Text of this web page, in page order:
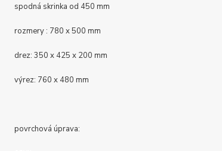
spodná skrinka od 450 mm
rozmery : 780 x 500 mm
drez: 350 x 425 x 200 mm
výrez: 760 x 480 mm
povrchová úprava: